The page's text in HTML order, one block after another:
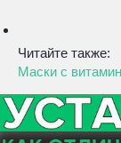
Читайте также:
Маски с